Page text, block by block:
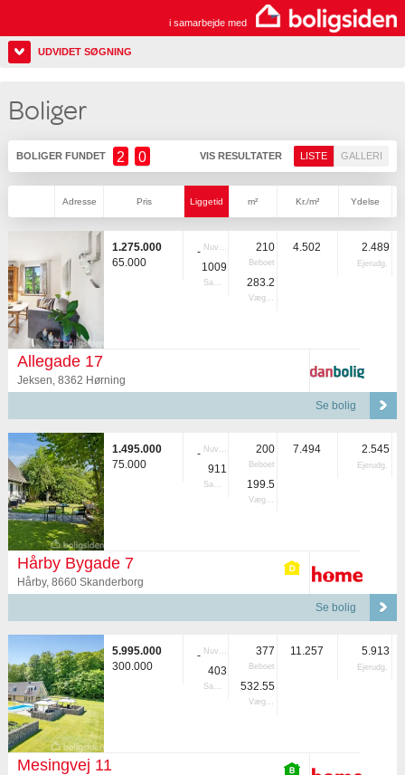
i samarbejde med
UDVIDET SØGNING
Boliger
BOLIGER FUNDET 2 0 VIS RESULTATER LISTE GALLERI
Adresse Pris Liggetid m² Kr./m² Ydelse
1.275.000
65.000
- Nuvær.
1009
Samlet
210
Beboet
283.2
Vægtet
4.502 2.489
Ejerudg.
Allegade 17
Jeksen, 8362 Hørning
Se bolig
1.495.000
75.000
- Nuvær.
911
Samlet
200
Beboet
199.5
Vægtet
7.494 2.545
Ejerudg.
Hårby Bygade 7
Hårby, 8660 Skanderborg
Se bolig
5.995.000
300.000
- Nuvær.
403
Samlet
377
Beboet
532.55
Vægtet
11.257 5.913
Ejerudg.
Mesingvej 11